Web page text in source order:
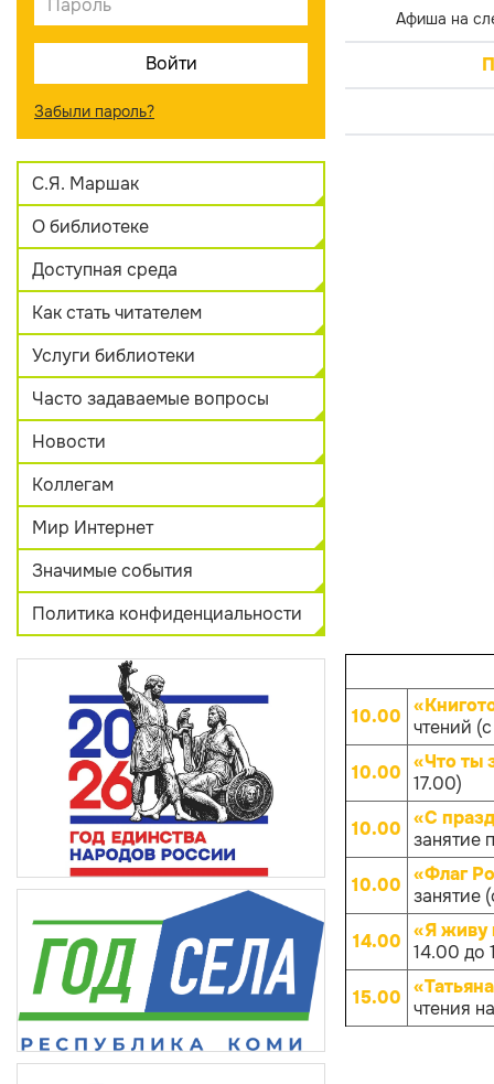
Забыли пароль?
С.Я. Маршак
О библиотеке
Доступная среда
Как стать читателем
Услуги библиотеки
Часто задаваемые вопросы
Новости
Коллегам
Мир Интернет
Значимые события
Политика конфиденциальности
Афиша на
10.00 чтений
10.00 «Что ты
17.00)
10.00 «С
занятие
10.00 «Флаг
занятие
14.00 «Я живу
14.00 до
15.00 чтения